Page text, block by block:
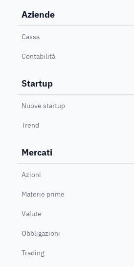
Aziende
Cassa
Contabilità
Startup
Nuove startup
Trend
Mercati
Azioni
Materie prime
Valute
Obbligazioni
Trading